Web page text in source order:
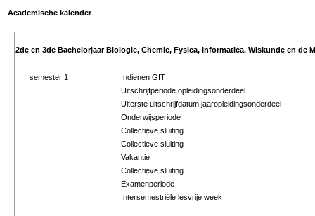
Academische kalender
2de en 3de Bachelorjaar Biologie, Chemie, Fysica, Informatica, Wiskunde en de
semester 1
Indienen GIT
Uitschrijfperiode opleidingsonderdeel
Uiterste uitschrijfdatum jaaropleidingsonderdeel
Onderwijsperiode
Collectieve sluiting
Collectieve sluiting
Vakantie
Collectieve sluiting
Examenperiode
Intersemestriële lesvrije week